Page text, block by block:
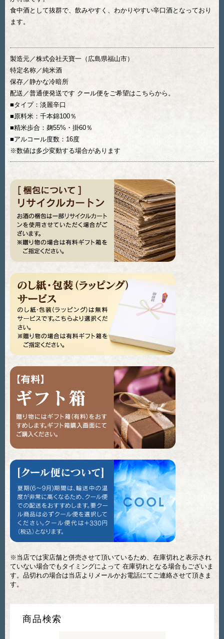
食中酒として抜群で、飲みやすく、わかりやすい辛口酒となっており
ます。
製造元／株式会社天寶一（広島県福山市）
特定名称／純米酒
保存／静かな冷暗所
配送／普通便発送です クール便をご希望はこちらから。
■タイプ：淡麗辛口
■原料米：千本錦100％
■精米歩合：麹55%・掛60％
■アルコール度数：16度
※数値は多少変動する場合があります
※当店では実店舗と併売させて頂いているため、在庫切れと表示され
ていない場合でもタイミングによって 在庫切れとなる場合もございま
す。品切れの場合は当店よりメールかお電話にてご連絡させて頂きま
す。
商品検索